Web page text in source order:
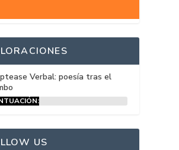
Verbal: poesía tras el
US